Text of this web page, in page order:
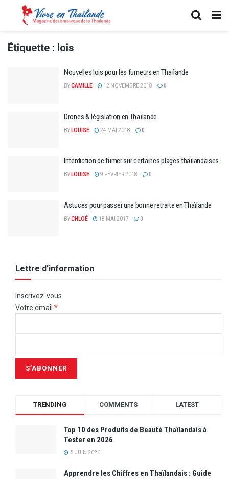
Étiquette : lois
Nouvelles lois pour les fumeurs en Thaïlande
BYCAMILLE 12 NOVEMBRE 2018 0
Drones & législation en Thaïlande
BY LOUISE 24 MAI 2018 0
Interdiction de fumer sur certaines plages thaïlandaises
BY LOUISE 9 FÉVRIER 2018 0
Astuces pour passer une bonne retraite en Thaïlande
BYCHLOÉ 18 MAI 2017 0
Lettre d’information
Inscrivez-vous
Votre email *
TRENDING COMMENTS LATEST
Top 10 des Produits de Beauté Thaïlandais à
Tester en 2026
5 JUIN 2026
Apprendre les Chiffres en Thaïlandais : Guide